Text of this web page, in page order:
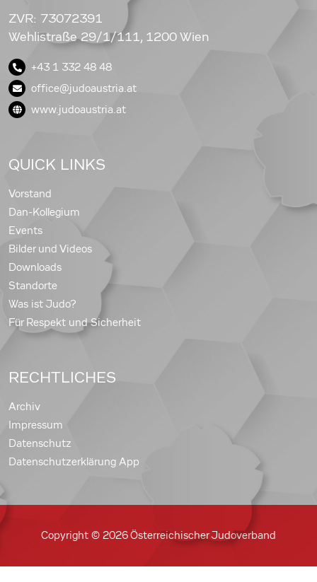
ZVR: 73072391
Wehlistraße 29/1/111, 1200 Wien
+43 1 332 48 48
office@judoaustria.at
www.judoaustria.at
QUICK LINKS
Vorstand
Dan-Kollegium
Events
Bilder und Videos
Downloads
Standorte
Was ist Judo?
Für Respekt und Sicherheit
RECHTLICHES
Archiv
Impressum
Datenschutz
Datenschutzerklärung App
Copyright © 2026 Österreichischer Judoverband